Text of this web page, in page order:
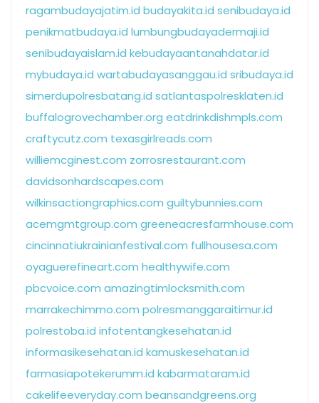
ragambudayajatim.id budayakita.id senibudaya.id
penikmatbudaya.id lumbungbudayadermaji.id
senibudayaislam.id kebudayaantanahdatar.id
mybudaya.id wartabudayasanggau.id sribudaya.id
simerdupolresbatang.id satlantaspolresklaten.id
buffalogrovechamber.org eatdrinkdishmpls.com
craftycutz.com texasgirlreads.com
williemcginest.com zorrosrestaurant.com
davidsonhardscapes.com
wilkinsactiongraphics.com guiltybunnies.com
acemgmtgroup.com greeneacresfarmhouse.com
cincinnatiukrainianfestival.com fullhousesa.com
oyaguerefineart.com healthywife.com
pbcvoice.com amazingtimlocksmith.com
marrakechimmo.com polresmanggaraitimur.id
polrestoba.id infotentangkesehatan.id
informasikesehatan.id kamuskesehatan.id
farmasiapotekerumm.id kabarmataram.id
cakelifeeveryday.com beansandgreens.org